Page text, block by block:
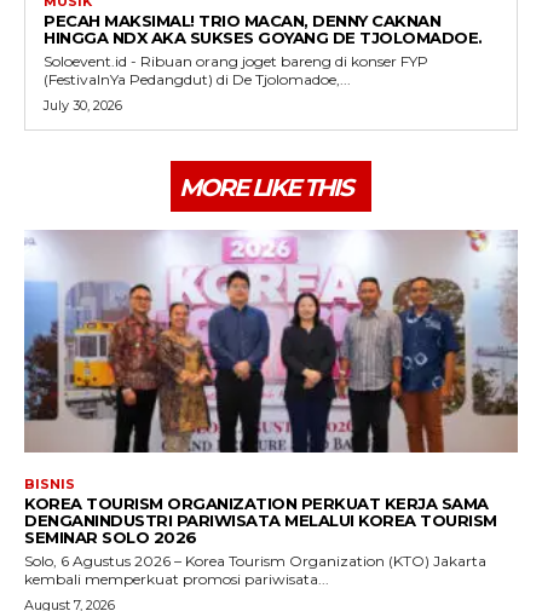
PECAH MAKSIMAL! TRIO MACAN, DENNY CAKNAN
HINGGA NDX AKA SUKSES GOYANG DE TJOLOMADOE.
Soloevent.id - Ribuan orang joget bareng di konser FYP
(FestivalnYa Pedangdut) di De Tjolomadoe,...
July 30, 2026
MORE LIKE THIS
BISNIS
KOREA TOURISM ORGANIZATION PERKUAT KERJA SAMA
DENGANINDUSTRI PARIWISATA MELALUI KOREA TOURISM
SEMINAR SOLO 2026
Solo, 6 Agustus 2026 – Korea Tourism Organization (KTO) Jakarta
kembali memperkuat promosi pariwisata...
August 7, 2026